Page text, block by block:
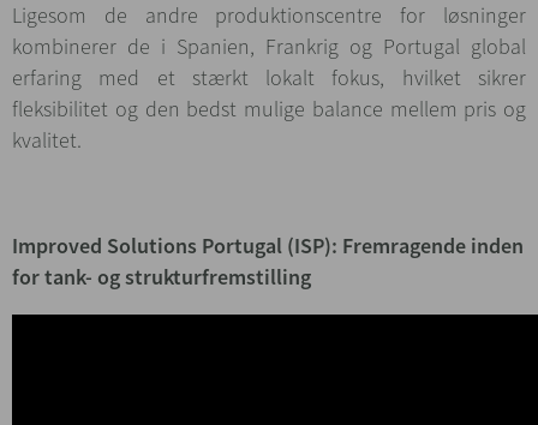
Ligesom de andre produktionscentre for løsninger
kombinerer de i Spanien, Frankrig og Portugal global
erfaring med et stærkt lokalt fokus, hvilket sikrer
fleksibilitet og den bedst mulige balance mellem pris og
kvalitet.
Improved Solutions Portugal (ISP): Fremragende inden
for tank- og strukturfremstilling